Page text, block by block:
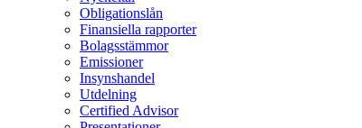
Obligationslån
Finansiella rapporter
Bolagsstämmor
Emissioner
Insynshandel
Utdelning
Certified Advisor